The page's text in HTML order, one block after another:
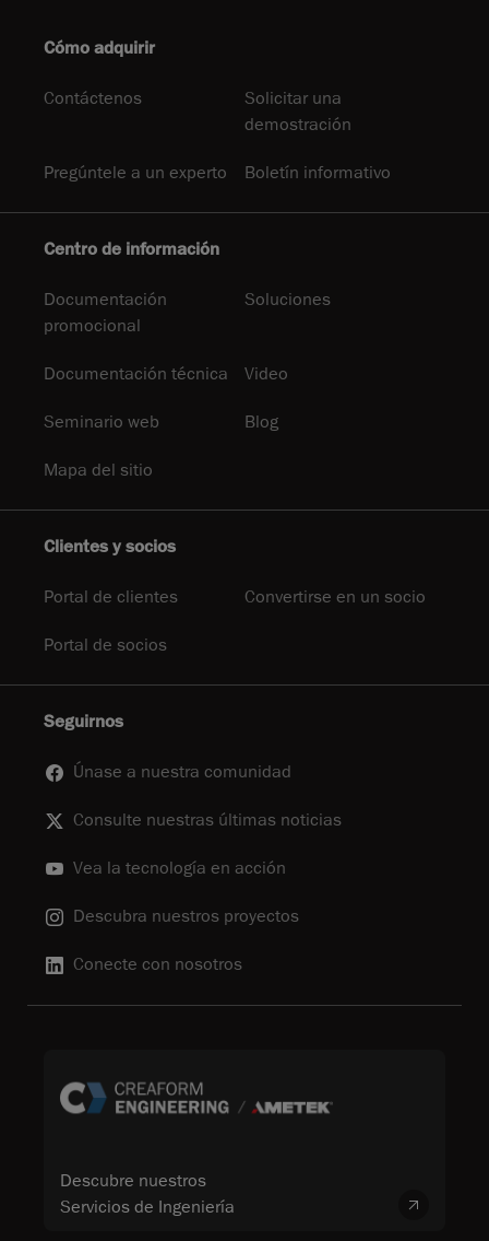
Cómo adquirir
Contáctenos
Solicitar una
demostración
Pregúntele a un experto Boletín informativo
Centro de información
Documentación
promocional
Soluciones
Documentación técnica Video
Seminario web Blog
Mapa del sitio
Clientes y socios
Portal de clientes Convertirse en un socio
Portal de socios
Seguirnos
Únase a nuestra comunidad
Consulte nuestras últimas noticias
Vea la tecnología en acción
Descubra nuestros proyectos
Conecte con nosotros
Descubre nuestros
Servicios de Ingeniería